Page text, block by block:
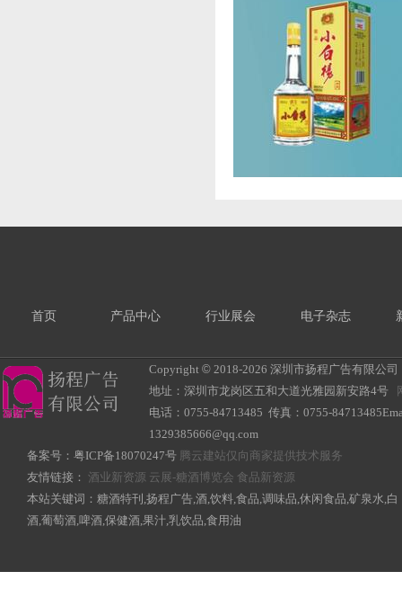
首页 产品中心 行业展会 电子杂志
Copyright © 2018-2026 深圳市扬程广告有限公
地址：深圳市龙岗区五和大道光雅园新安路4号
电话：0755-84713485 传真：0755-
1329385666@qq.com
备案号： 粤ICP备18070247号 腾云建站仅向商家提供技术服务
友情链接： 酒业新资源 云展-糖酒博览会 食品新资源
本站关键词：糖酒特刊,扬程广告,酒,饮料,食品,调味品,休闲食品,矿泉水,白
酒,葡萄酒,啤酒,保健酒,果汁,乳饮品,食用油